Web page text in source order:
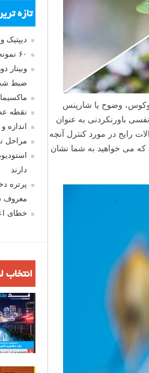
وضوح یا شارپنس
باورنکردنی به عنوان
رایج در مورد کنترل آنچه
می خواهید به شما نشان
تازه
دیپتیک
۶۰ نمونه عکس سبک ماکسیمالیسم
وبینار
ضبط
نقطه
مراحل
دارند
پرتره
معروف
خطای
انتخاب